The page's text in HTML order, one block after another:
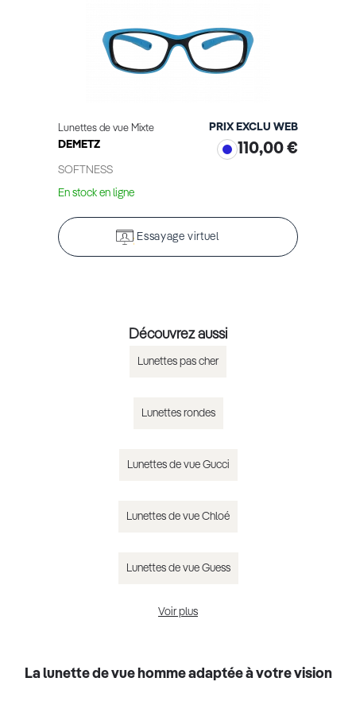
Lunettes de vue Mixte
DEMETZ
SOFTNESS
PRIX EXCLU WEB
110,00 €
En stock en ligne
Essayage virtuel
Découvrez aussi
Lunettes pas cher
Lunettes rondes
Lunettes de vue Gucci
Lunettes de vue Chloé
Lunettes de vue Guess
Lunettes de vue homme tendance 2025
Voir plus
La lunette de vue homme adaptée à votre vision